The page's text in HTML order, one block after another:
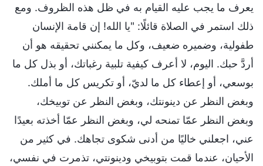
يعرف ما يجب عليه القيام به في ظل هذه الظروف. ومع
ذلك استمر في الصلاة قائلًا: "يا الله! إن قامة الإنسان
طفولية، وضميره ضعيف، وكل ما يمكنني تحقيقه هو أن
أردَّ حبك. اليوم، لا أعرف كيفية تلبية رغباتك، أو بذل كل ما
بوسعي، أو إعطاء كل ما لديّ، أو تكريس كل ما أملك.
وبغض النظر عن دينونتك، وبغض النظر عن توبيخك،
وبغض النظر عمّا تمنحه لي، وبغض النظر عمّا أخذته بعيدًا
عني، اجعلني خاليًا من أدنى شكوى تجاهك. في كثير من
الأحيان، عندما قمت بتوبيخي ودينونتي، تذمرت في نفسي،